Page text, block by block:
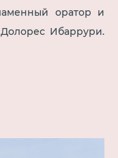
оратор и
Ибаррури.